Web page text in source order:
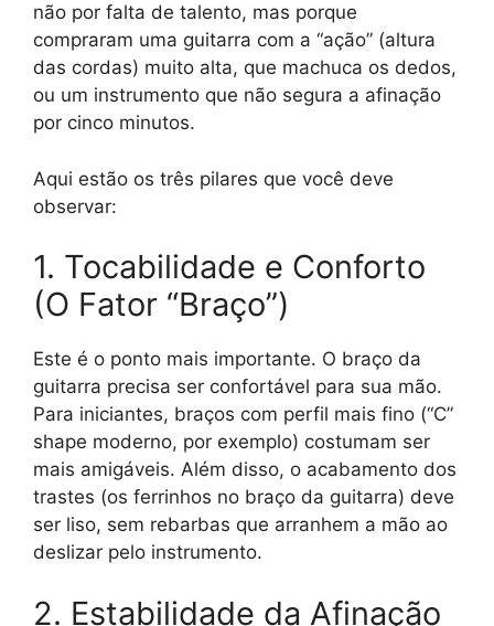
não por falta de talento, mas porque
compraram uma guitarra com a “ação” (altura
das cordas) muito alta, que machuca os dedos,
ou um instrumento que não segura a afinação
por cinco minutos.
Aqui estão os três pilares que você deve
observar:
1. Tocabilidade e Conforto
(O Fator “Braço”)
Este é o ponto mais importante. O braço da
guitarra precisa ser confortável para sua mão.
Para iniciantes, braços com perfil mais fino (“C”
shape moderno, por exemplo) costumam ser
mais amigáveis. Além disso, o acabamento dos
trastes (os ferrinhos no braço da guitarra) deve
ser liso, sem rebarbas que arranhem a mão ao
deslizar pelo instrumento.
2. Estabilidade da Afinação